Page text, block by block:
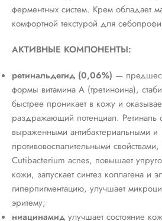
ферментных систем. Крем обладает
комфортной текстурой для
АКТИВНЫЕ КОМПОНЕНТЫ:
ретинальдегид (0,06%) —
формы витамина А (третиноина),
быстрее проникает в кожу и
раздражающий потенциал. Ретиналь
выраженными антибактериальными и
противовоспалительными свойствами,
Cutibacterium acnes, повышает
кожи, запускает синтез коллагена и
гиперпигментацию, улучшает
эритему;
ниацинамид улучшает состояние